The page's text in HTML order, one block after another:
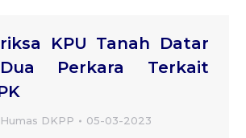
KPU Tanah Datar
Perkara Terkait
Humas DKPP 05-03-2023